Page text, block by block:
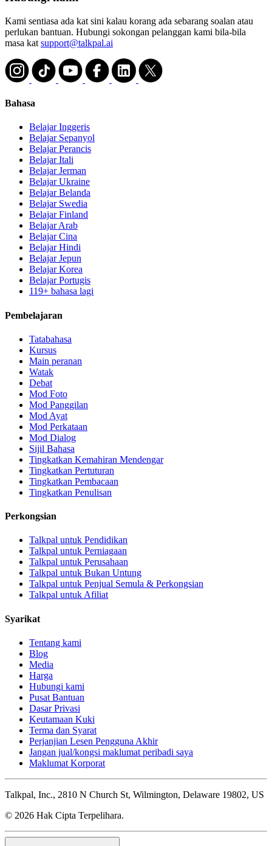
Kami sentiasa ada kat sini kalau korang ada sebarang soalan atau
perlukan bantuan. Hubungi sokongan pelanggan kami bila-bila
masa kat support@talkpal.ai
Bahasa
Belajar Inggeris
Belajar Sepanyol
Belajar Perancis
Belajar Itali
Belajar Jerman
Belajar Ukraine
Belajar Belanda
Belajar Swedia
Belajar Finland
Belajar Arab
Belajar Cina
Belajar Hindi
Belajar Jepun
Belajar Korea
Belajar Portugis
119+ bahasa lagi
Pembelajaran
Tatabahasa
Kursus
Main peranan
Watak
Debat
Mod Foto
Mod Panggilan
Mod Ayat
Mod Perkataan
Mod Dialog
Sijil Bahasa
Tingkatkan Kemahiran Mendengar
Tingkatkan Pertuturan
Tingkatkan Pembacaan
Tingkatkan Penulisan
Perkongsian
Talkpal untuk Pendidikan
Talkpal untuk Perniagaan
Talkpal untuk Perusahaan
Talkpal untuk Bukan Untung
Talkpal untuk Penjual Semula & Perkongsian
Talkpal untuk Afiliat
Syarikat
Tentang kami
Blog
Media
Harga
Hubungi kami
Pusat Bantuan
Dasar Privasi
Keutamaan Kuki
Terma dan Syarat
Perjanjian Lesen Pengguna Akhir
Jangan jual/kongsi maklumat peribadi saya
Maklumat Korporat
Talkpal, Inc., 2810 N Church St, Wilmington, Delaware 19802, US
© 2026 Hak Cipta Terpelihara.